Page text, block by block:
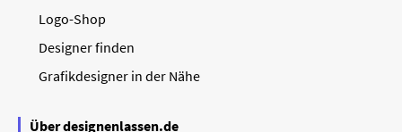
Logo-Shop
Designer finden
Grafikdesigner in der Nähe
Über designenlassen.de